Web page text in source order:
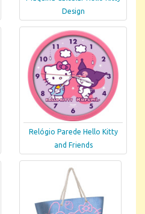
Design
Relógio Parede Hello Kitty
and Friends